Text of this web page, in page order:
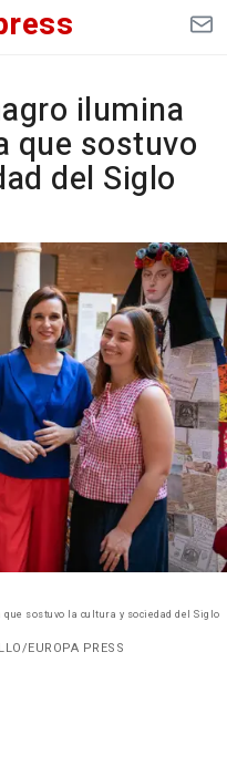
ilumina
que sostuvo
del Siglo
sostuvo la cultura y sociedad del Siglo
EUROPA PRESS